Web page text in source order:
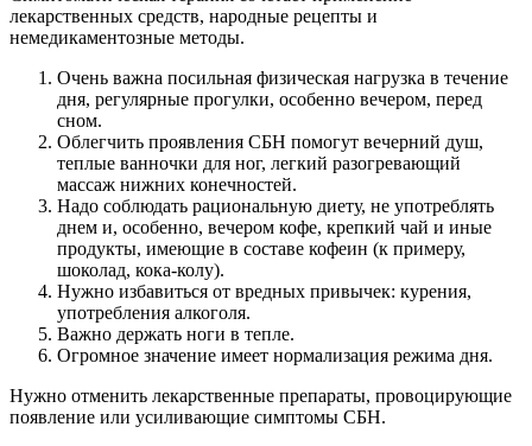
лекарственных средств, народные рецепты и
немедикаментозные методы.
Очень важна посильная физическая нагрузка в течение
дня, регулярные прогулки, особенно вечером, перед
сном.
Облегчить проявления СБН помогут вечерний душ,
теплые ванночки для ног, легкий разогревающий
массаж нижних конечностей.
Надо соблюдать рациональную диету, не употреблять
днем и, особенно, вечером кофе, крепкий чай и иные
продукты, имеющие в составе кофеин (к примеру,
шоколад, кока-колу).
Нужно избавиться от вредных привычек: курения,
употребления алкоголя.
Важно держать ноги в тепле.
Огромное значение имеет нормализация режима дня.
Нужно отменить лекарственные препараты, провоцирующие
появление или усиливающие симптомы СБН.